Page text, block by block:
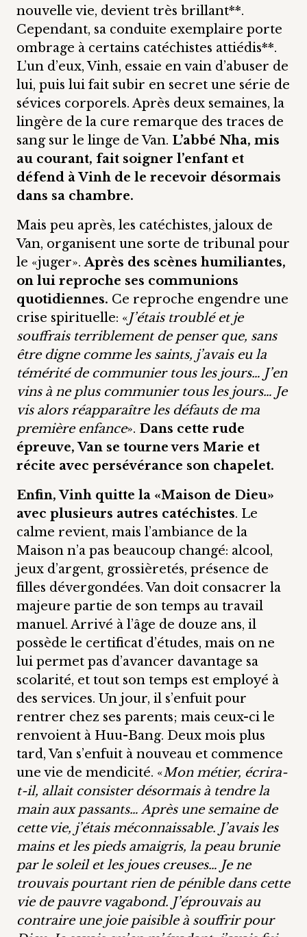
nouvelle vie, devient très brillant**.
Cependant, sa conduite exemplaire porte
ombrage à certains catéchistes attiédis**.
L’un d’eux, Vinh, essaie en vain d’abuser de
lui, puis lui fait subir en secret une série de
sévices corporels. Après deux semaines, la
lingère de la cure remarque des traces de
sang sur le linge de Van. L’abbé Nha, mis
au courant, fait soigner l’enfant et
défend à Vinh de le recevoir désormais
dans sa chambre.
Mais peu après, les catéchistes, jaloux de
Van, organisent une sorte de tribunal pour
le «juger».Après des scènes humiliantes,
on lui reproche ses communions
quotidiennes. Ce reproche engendre une
crise spirituelle: «J’étais troublé et je
souffrais terriblement de penser que, sans
être digne comme les saints, j’avais eu la
témérité de communier tous les jours… J’en
vins à ne plus communier tous les jours… Je
vis alors réapparaître les défauts de ma
première enfance». Dans cette rude
épreuve, Van se tourne vers Marie et
récite avec persévérance son chapelet.
Enfin, Vinh quitte la «Maison de Dieu»
avec plusieurs autres catéchistes. Le
calme revient, mais l’ambiance de la
Maison n’a pas beaucoup changé: alcool,
jeux d’argent, grossièretés, présence de
filles dévergondées. Van doit consacrer la
majeure partie de son temps au travail
manuel. Arrivé à l’âge de douze ans, il
possède le certificat d’études, mais on ne
lui permet pas d’avancer davantage sa
scolarité, et tout son temps est employé à
des services. Un jour, il s’enfuit pour
rentrer chez ses parents; mais ceux-ci le
renvoient à Huu-Bang. Deux mois plus
tard, Van s’enfuit à nouveau et commence
une vie de mendicité. «Mon métier, écrira-
t-il, allait consister désormais à tendre la
main aux passants… Après une semaine de
cette vie, j’étais méconnaissable. J’avais les
mains et les pieds amaigris, la peau brunie
par le soleil et les joues creuses… Je ne
trouvais pourtant rien de pénible dans cette
vie de pauvre vagabond. J’éprouvais au
contraire une joie paisible à souffrir pour